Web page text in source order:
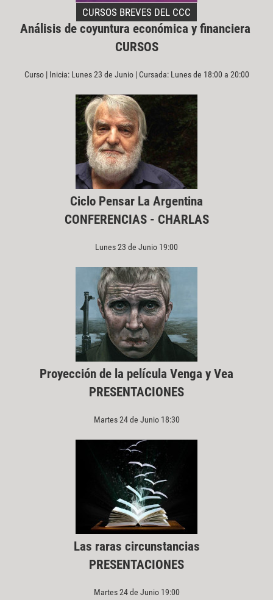
CURSOS BREVES DEL CCC
Análisis de coyuntura económica y financiera
CURSOS
Curso | Inicia: Lunes 23 de Junio | Cursada: Lunes de 18:00 a 20:00
Ciclo Pensar La Argentina
CONFERENCIAS - CHARLAS
Lunes 23 de Junio 19:00
Proyección de la película Venga y Vea
PRESENTACIONES
Martes 24 de Junio 18:30
Las raras circunstancias
PRESENTACIONES
Martes 24 de Junio 19:00